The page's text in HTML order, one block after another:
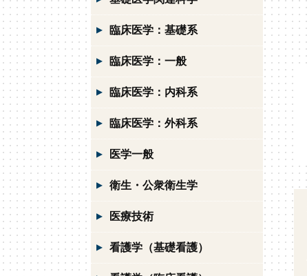
臨床医学：基礎系
臨床医学：一般
臨床医学：内科系
臨床医学：外科系
医学一般
衛生・公衆衛生学
医療技術
看護学（基礎看護）